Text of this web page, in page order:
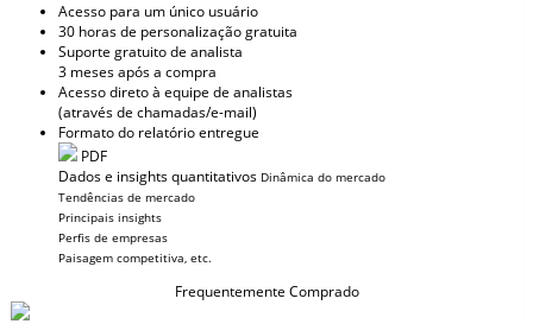
Acesso para um único usuário
30 horas de personalização gratuita
Suporte gratuito de analista
3 meses após a compra
Acesso direto à equipe de analistas
(através de chamadas/e-mail)
Formato do relatório entregue
PDF
Dados e insights quantitativos Dinâmica do mercado
Tendências de mercado
Principais insights
Perfis de empresas
Paisagem competitiva, etc.
Frequentemente Comprado